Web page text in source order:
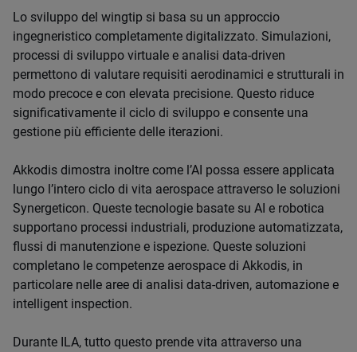
Lo sviluppo del wingtip si basa su un approccio
ingegneristico completamente digitalizzato. Simulazioni,
processi di sviluppo virtuale e analisi data-driven
permettono di valutare requisiti aerodinamici e strutturali in
modo precoce e con elevata precisione. Questo riduce
significativamente il ciclo di sviluppo e consente una
gestione più efficiente delle iterazioni.
Akkodis dimostra inoltre come l’AI possa essere applicata
lungo l’intero ciclo di vita aerospace attraverso le soluzioni
Synergeticon. Queste tecnologie basate su AI e robotica
supportano processi industriali, produzione automatizzata,
flussi di manutenzione e ispezione. Queste soluzioni
completano le competenze aerospace di Akkodis, in
particolare nelle aree di analisi data-driven, automazione e
intelligent inspection.
Durante ILA, tutto questo prende vita attraverso una